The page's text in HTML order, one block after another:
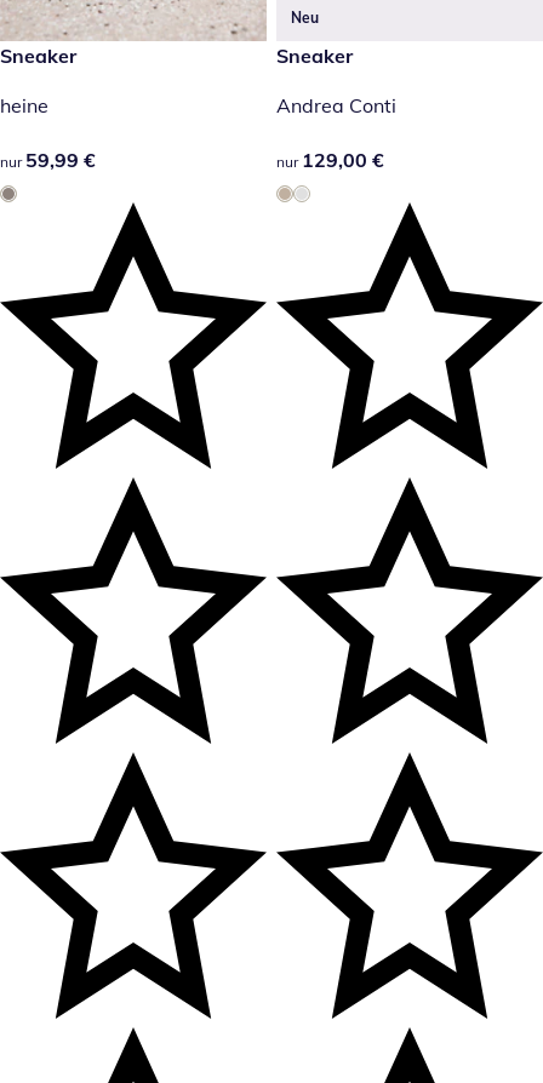
59,99 €
Sneaker
heine
59,99 €
nur 59,99 €
Neu
129,00 €
Sneaker
Andrea Conti
129,00 €
nur 129,00 €